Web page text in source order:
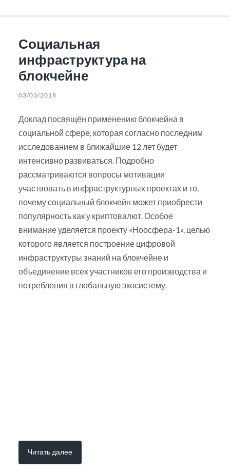
Социальная
инфраструктура на
блокчейне
03/03/2018
Доклад посвящён применению блокчейна в
социальной сфере, которая согласно последним
исследованием в ближайшие 12 лет будет
интенсивно развиваться. Подробно
рассматриваются вопросы мотивации
участвовать в инфраструктурных проектах и то,
почему социальный блокчейн может приобрести
популярность как у криптовалют. Особое
внимание уделяется проекту «Ноосфера-1», целью
которого является построение цифровой
инфраструктуры знаний на блокчейне и
объединение всех участников его производства и
потребления в глобальную экосистему.
Читать далее